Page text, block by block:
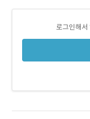
로그인해서